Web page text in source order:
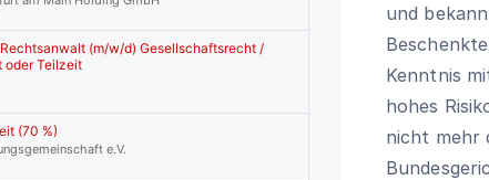
und
Kenntnis
hohes
nicht mehr